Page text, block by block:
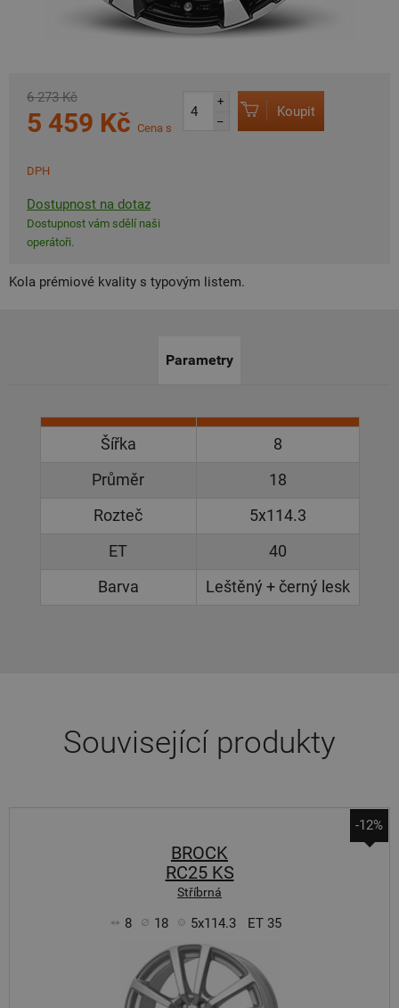
6 273 Kč
5 459 Kč Cena s
DPH
Dostupnost na dotaz
Dostupnost vám sdělí naši
operátoři.
+
–
Koupit
Kola prémiové kvality s typovým listem.
Parametry
Šířka
8
Průměr
18
Rozteč
5x114.3
ET
40
Barva
Leštěný + černý lesk
Související produkty
-12%
BROCK
RC25 KS
Stříbrná
8 18 5x114.3 ET 35